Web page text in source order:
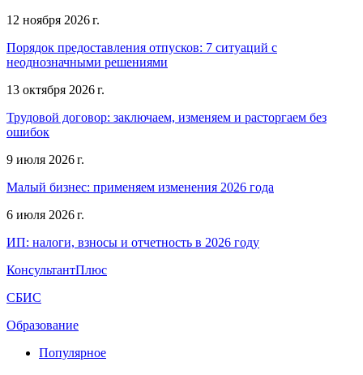
12 ноября 2026 г.
Порядок предоставления отпусков: 7 ситуаций с
неоднозначными решениями
13 октября 2026 г.
Трудовой договор: заключаем, изменяем и расторгаем без
ошибок
9 июля 2026 г.
Малый бизнес: применяем изменения 2026 года
6 июля 2026 г.
ИП: налоги, взносы и отчетность в 2026 году
КонсультантПлюс
СБИС
Образование
Популярное